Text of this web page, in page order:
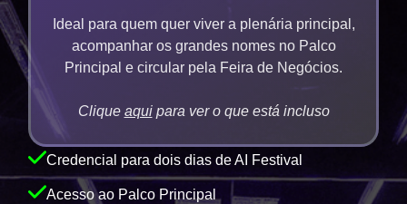
Ideal para quem quer viver a plenária principal,
acompanhar os grandes nomes no Palco
Principal e circular pela Feira de Negócios.
Clique aquipara ver o que está incluso
Credencial para dois dias de AI Festival
Acesso ao Palco Principal